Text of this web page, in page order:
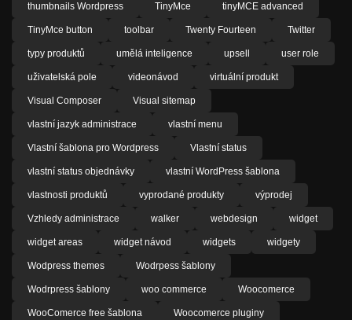
thumbnails Wordpress TinyMce tinyMCE advanced
TinyMce button toolbar Twenty Fourteen Twitter
typy produktů umělá inteligence upsell user role
uživatelská pole videonávod virtuální produkt
Visual Composer Visual sitemap
vlastní jazyk administrace vlastní menu
Vlastní šablona pro Wordpress Vlastní status
vlastní status objednávky vlastní WordPress šablona
vlastnosti produktů vyprodané produkty výprodej
Vzhledy administrace walker webdesign widget
widget areas widget návod widgets widgety
Wodpress themes Wodrpess šablony
Wodrpress šablony woo commerce Woocomerce
WooComerce free šablona Woocomerce pluginy